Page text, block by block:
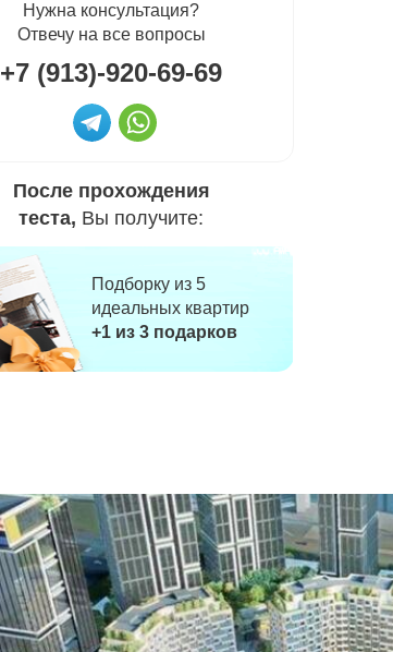
После прохождения
теста, Вы получите:
Нужна консультация?
Отвечу на все вопросы
+7 (913)-920-69-69
Подборку из 5
идеальных квартир
+1 из 3 подарков